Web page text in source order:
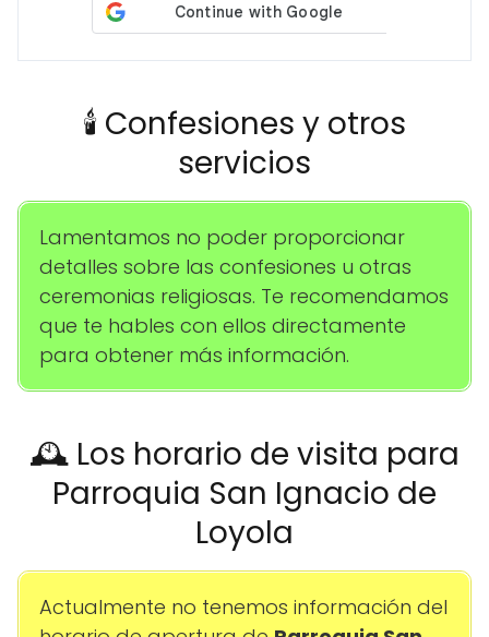
🕯️ Confesiones y otros
servicios
Lamentamos no poder proporcionar
detalles sobre las confesiones u otras
ceremonias religiosas. Te recomendamos
que te hables con ellos directamente
para obtener más información.
🕰️ Los horario de visita para
Parroquia San Ignacio de
Loyola
Actualmente no tenemos información del